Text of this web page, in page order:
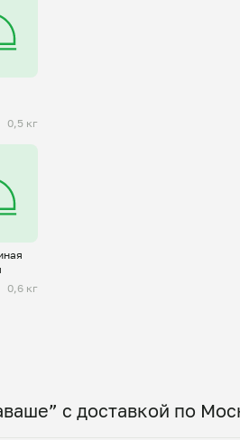
0,5 кг
0,6 кг
с доставкой по